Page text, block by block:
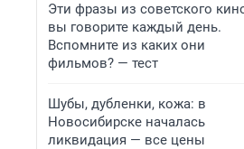
Эти фразы из советского
вы говорите каждый день.
Вспомните из каких они
фильмов? — тест
Шубы, дубленки, кожа: в
Новосибирске началась
ликвидация — все цены